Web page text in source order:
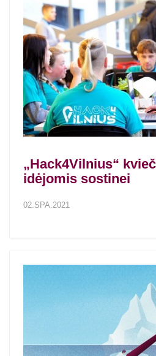
„Hack4Vilnius“
idėjomis sostinei
02.SPA.2021